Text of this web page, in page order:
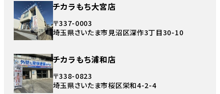
チカラもち大宮店
〒337-0003
埼玉県さいたま市見沼区深作3丁目30-10
チカラもち浦和店
〒338-0823
埼玉県さいたま市桜区栄和4-2-4